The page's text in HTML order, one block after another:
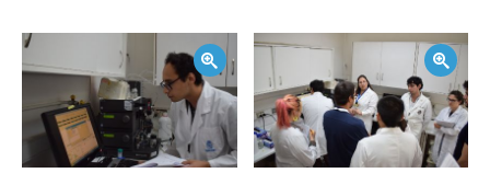
EXTENSIÓN
PUBLICACIONES
CENTROS
Zoom Zoom